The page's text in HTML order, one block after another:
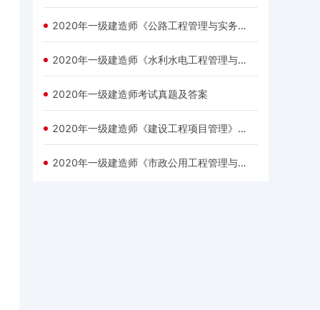
2020年一级建造师《公路工程管理与实务》考试真题及答案（网友版）
2020年一级建造师《水利水电工程管理与实务》考试真题及答案（网友版）
2020年一级建造师考试真题及答案
2020年一级建造师《建设工程项目管理》考试真题及答案
2020年一级建造师《市政公用工程管理与实务》考试真题及答案